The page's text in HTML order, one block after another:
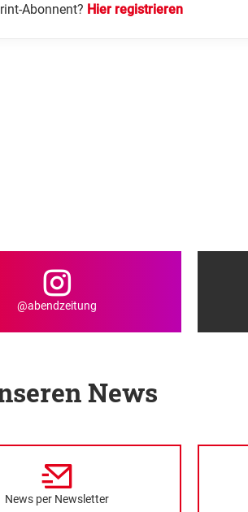
Abonnent? Hier registrieren
@abendzeitung
News
News per Newsletter